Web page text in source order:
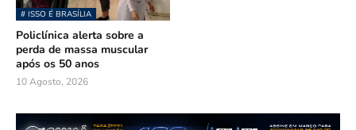
# ISSO É BRASÍLIA
Policlínica alerta sobre a
perda de massa muscular
após os 50 anos
10 Agosto, 2026